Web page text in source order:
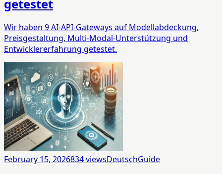
getestet
Wir haben 9 AI-API-Gateways auf Modellabdeckung,
Preisgestaltung, Multi-Modal-Unterstützung und
Entwicklererfahrung getestet.
February 15, 2026834viewsDeutschGuide